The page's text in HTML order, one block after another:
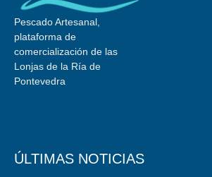
Pescado Artesanal,
plataforma de
comercialización de las
Lonjas de la Ría de
Pontevedra
ÚLTIMAS NOTICIAS